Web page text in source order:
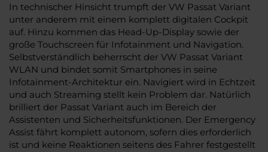
In technischer Hinsicht trumpft der VW Passat Variant
unter anderem mit einem komplett digitalen Cockpit
auf. Hinzu kommen das Head-Up-Display sowie der
große Touchscreen für Infotainment und Navigation.
Selbstverständlich beherrscht der VW Passat Variant
WLAN und bindet somit Smartphones in seine
Infotainment-Architektur ein. Navigiert wird in Echtzeit
und auch Streaming stellt kein Problem dar. Natürlich
brilliert der Passat Variant auch im Bereich der
Assistenten und Sicherheitsfunktionen. Der Emergency
Assist fährt komplett autonom, sofern dies erforderlich
ist und keine Reaktionen seitens des Fahrer festgestellt